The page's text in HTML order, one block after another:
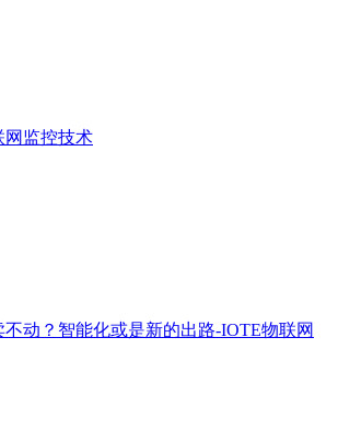
网监控技术
动？智能化或是新的出路-IOTE物联网